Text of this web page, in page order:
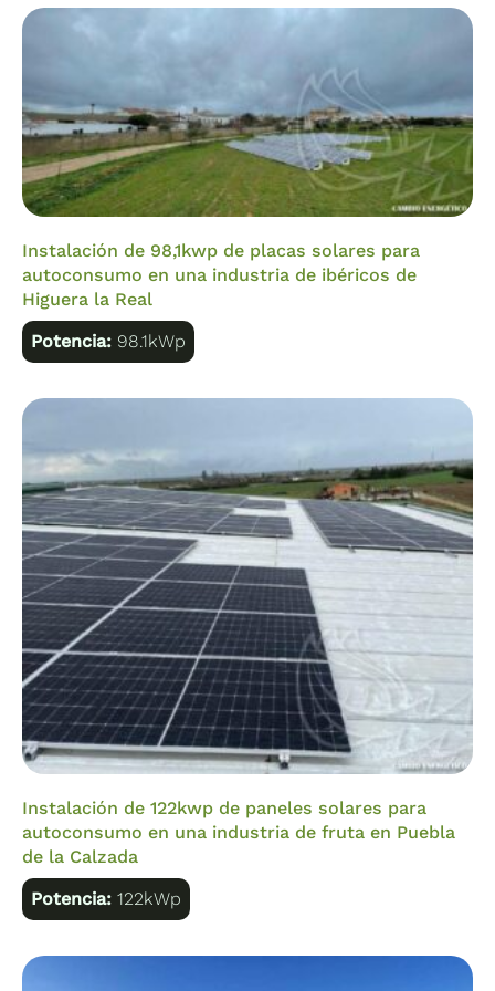
GX Touch 50: pantalla acesoria
GX Touch 50 es una pantalla accesoria para el Cerbo
proporciona una visión instantánea de su sistema y
permite hacer ajustes en la configuración. Solo tiene
que conectar el Cerbo GX con un único cable. La
pantalla GX Touch 50 tiene un diseño resistente al
agua, una configuración apta para su montaje en la
parte superior y es fácil de instalar.
Instalación de 98,1kwp de placas solares para
autoconsumo en una industria de ibéricos de
Higuera la Real
Potencia: 98.1kWp
Instalación de 122kwp de paneles solares para
autoconsumo en una industria de fruta en Puebla
de la Calzada
Potencia:122kWp